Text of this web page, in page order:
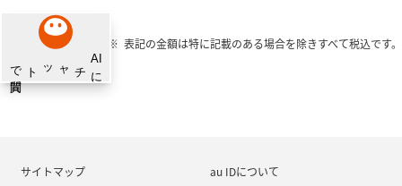
表記の金額は特に記載のある場合を除きすべて税込です。
サイトマップ au IDについて